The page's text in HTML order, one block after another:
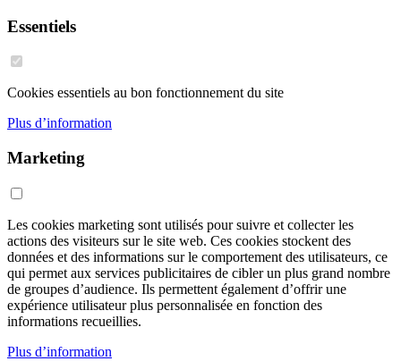
Essentiels
Cookies essentiels au bon fonctionnement du site
Plus d’information
Marketing
Les cookies marketing sont utilisés pour suivre et collecter les
actions des visiteurs sur le site web. Ces cookies stockent des
données et des informations sur le comportement des utilisateurs, ce
qui permet aux services publicitaires de cibler un plus grand nombre
de groupes d’audience. Ils permettent également d’offrir une
expérience utilisateur plus personnalisée en fonction des
informations recueillies.
Plus d’information